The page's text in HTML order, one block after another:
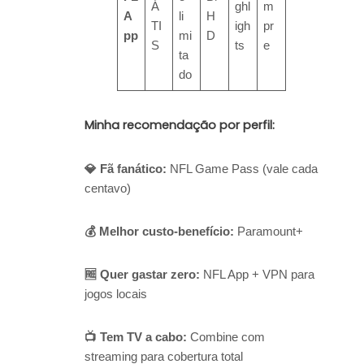
A
pp
Á
TI
S
li
mi
ta
do
H
D
ghl
igh
ts
m
pr
e
Minha recomendação por perfil:
💎 Fã fanático: NFL Game Pass (vale cada
centavo)
💰 Melhor custo-benefício: Paramount+
🆓 Quer gastar zero: NFL App + VPN para
jogos locais
📺 Tem TV a cabo: Combine com
streaming para cobertura total